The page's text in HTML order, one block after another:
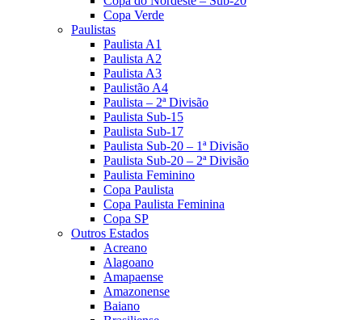
Copa Verde
Paulistas
Paulista A1
Paulista A2
Paulista A3
Paulistão A4
Paulista – 2ª Divisão
Paulista Sub-15
Paulista Sub-17
Paulista Sub-20 – 1ª Divisão
Paulista Sub-20 – 2ª Divisão
Paulista Feminino
Copa Paulista
Copa Paulista Feminina
Copa SP
Outros Estados
Acreano
Alagoano
Amapaense
Amazonense
Baiano